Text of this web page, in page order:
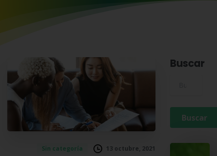
Sin categoría 13 octubre, 2021
Buscar